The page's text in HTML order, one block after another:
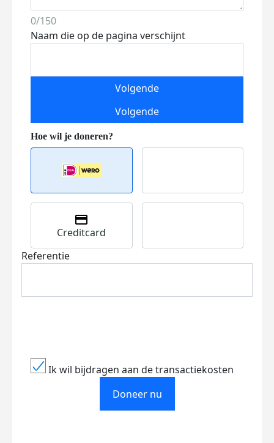
0/150
Naam die op de pagina verschijnt
Volgende
Volgende
Creditcard
Referentie
Ik wil bijdragen aan de transactiekosten
Doneer nu